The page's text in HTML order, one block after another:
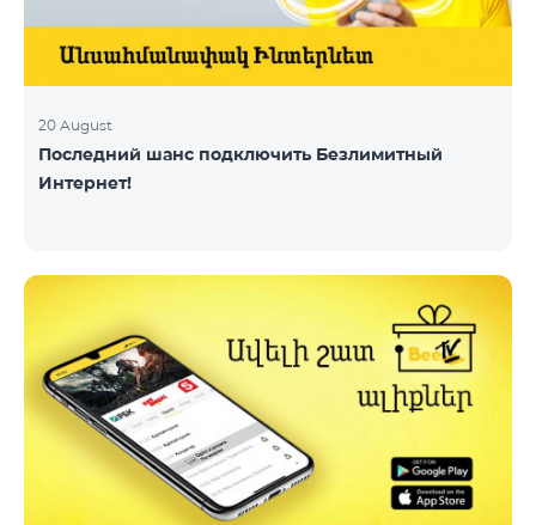
20 August
Последний шанс подключить Безлимитный
Интернет!